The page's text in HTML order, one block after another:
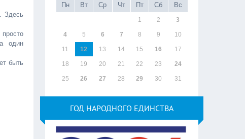
Здесь
один
быть
Пн
Вт Ср Чт Пт Сб Вс
1 2 3
4 5 6 7 8 9 10
11 12 13 14 15 16 17
18 19 20 21 22 23 24
25 26 27 28 29 30 31
ГОД НАРОДНОГО ЕДИНСТВА